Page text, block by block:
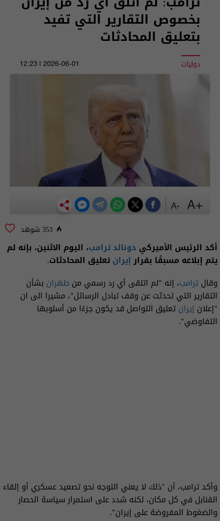
بخصوص التقارير التي تفيد
بتعليق المحادثات
دوليات 2026-06-01 | 12:23
353 شوهد
أكد الرئيس الأميركي دونالد ترامب، اليوم الاثنين، بإنه لم
يتم إبلاغه مسبقًا بقرارإيرانتعليق المحادثات.
وقالترامب، إنه "لم اتلقى أي رد رسمي منطهران بشأن
التقارير التي تحدثت عن وقف تبادل الرسائل"، مشيرا الى ان
"إعلان إيرانتعليق التواصل قد يكون جزءًا من أسلوبها
التفاوضي".
وأكد ترامب، أن "ذلك لا يعني التوجه نحو تصعيد عسكري أو إلقاء
القنابل في كل مكان، لكنه شدد على استمرار سياسة الحصار
والضغوط المفروضة على إيران".
+A
-A